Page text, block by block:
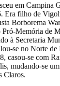
em Campina
Era filho de
Borborema
Memória de
à Secretaria
se no Norte de
casou-se com
mudando-se
Claros.